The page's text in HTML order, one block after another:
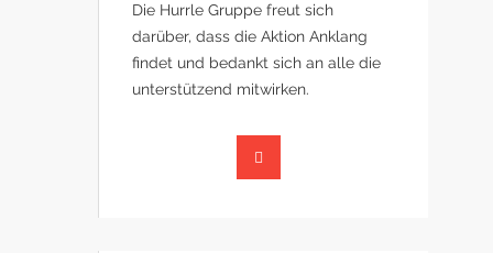
Die Hurrle Gruppe freut sich
darüber, dass die Aktion Anklang
findet und bedankt sich an alle die
unterstützend mitwirken.